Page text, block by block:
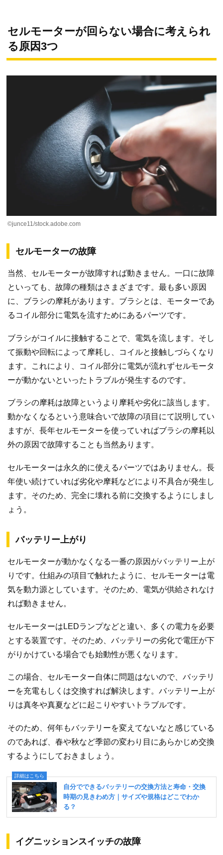
セルモーターが回らない場合に考えられ
る原因3つ
©junce11/stock.adobe.com
セルモーターの故障
当然、セルモーターが故障すれば動きません。一口に故障
といっても、故障の種類はさまざまです。最も多い原因
に、ブラシの摩耗があります。ブラシとは、モーターであ
るコイル部分に電気を流すためにあるパーツです。
ブラシがコイルに接触することで、電気を流します。そし
て振動や回転によって摩耗し、コイルと接触しづらくなり
ます。これにより、コイル部分に電気が流れずセルモータ
ーが動かないといったトラブルが発生するのです。
ブラシの摩耗は故障というより摩耗や劣化に該当します。
動かなくなるという意味合いで故障の項目にて説明してい
ますが、長年セルモーターを使っていればブラシの摩耗以
外の原因で故障することも当然あります。
セルモーターは永久的に使えるパーツではありません。長
年使い続けていれば劣化や摩耗などにより不具合が発生し
ます。そのため、完全に壊れる前に交換するようにしまし
ょう。
バッテリー上がり
セルモーターが動かなくなる一番の原因がバッテリー上が
りです。仕組みの項目で触れたように、セルモーターは電
気を動力源としています。そのため、電気が供給されなけ
れば動きません。
セルモーターはLEDランプなどと違い、多くの電力を必要
とする装置です。そのため、バッテリーの劣化で電圧が下
がりかけている場合でも始動性が悪くなります。
この場合、セルモーター自体に問題はないので、バッテリ
ーを充電もしくは交換すれば解決します。バッテリー上が
りは真冬や真夏などに起こりやすいトラブルです。
そのため、何年もバッテリーを変えてないなと感じている
のであれば、春や秋など季節の変わり目にあらかじめ交換
するようにしておきましょう。
イグニッションスイッチの故障